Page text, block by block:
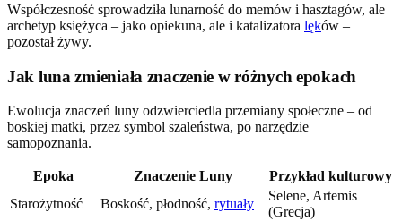
Współczesność sprowadziła lunarność do memów i hasztagów, ale
archetyp księżyca – jako opiekuna, ale i katalizatora lęków –
pozostał żywy.
Jak luna zmieniała znaczenie w różnych epokach
Ewolucja znaczeń luny odzwierciedla przemiany społeczne – od
boskiej matki, przez symbol szaleństwa, po narzędzie
samopoznania.
Epoka Znaczenie Luny
Przykład kulturowy
Starożytność
Boskość, płodność, rytuały
Selene, Artemis
(Grecja)